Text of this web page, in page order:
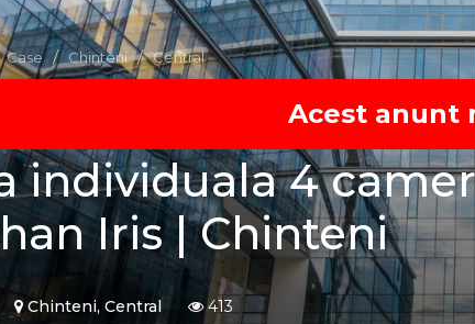
Case Chinteni Central
Acest anunt
individuala 4
Iris | Chinteni
Chinteni, Central 413